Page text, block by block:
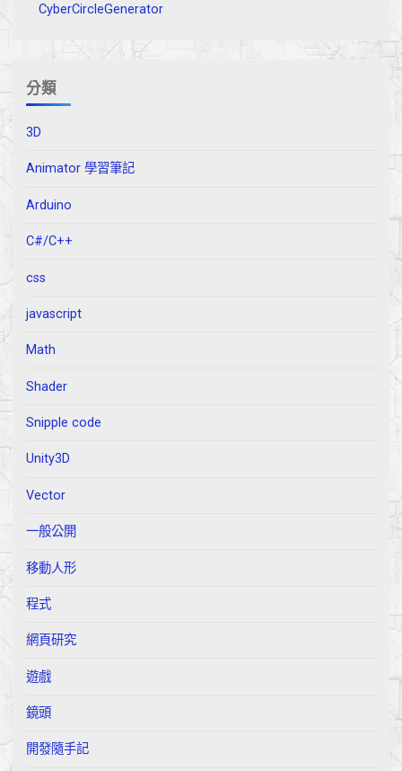
CyberCircleGenerator
分類
3D
Animator 學習筆記
Arduino
C#/C++
css
javascript
Math
Shader
Snipple code
Unity3D
Vector
一般公開
移動人形
程式
網頁研究
遊戲
鏡頭
開發隨手記